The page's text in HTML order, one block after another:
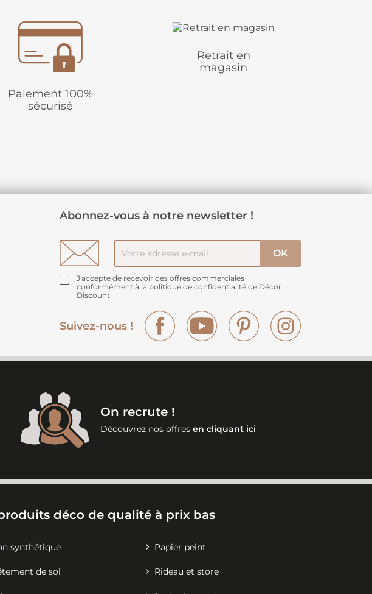
Paiement 100%
sécurisé
Retrait en
magasin
Abonnez-vous à notre newsletter !
J'accepte de recevoir des offres commerciales
conformément à la politique de confidentialité de Décor
Discount
Suivez-nous !
Facebook YouTube Pinterest
On recrute !
Découvrez nos offres en cliquant ici
déco de qualité à prix bas
synthétique Papier peint
de sol Rideau et store